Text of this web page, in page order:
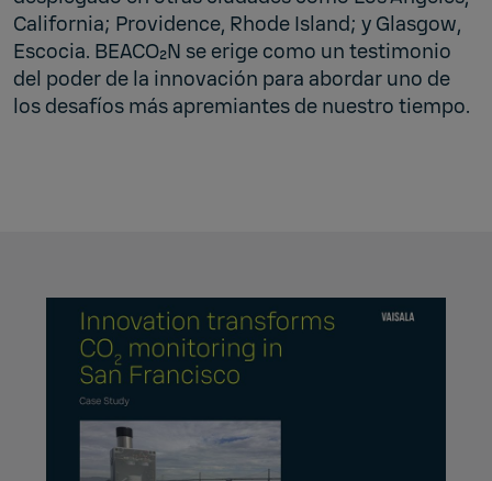
California; Providence, Rhode Island; y Glasgow,
Escocia. BEACO₂N se erige como un testimonio
del poder de la innovación para abordar uno de
los desafíos más apremiantes de nuestro tiempo.